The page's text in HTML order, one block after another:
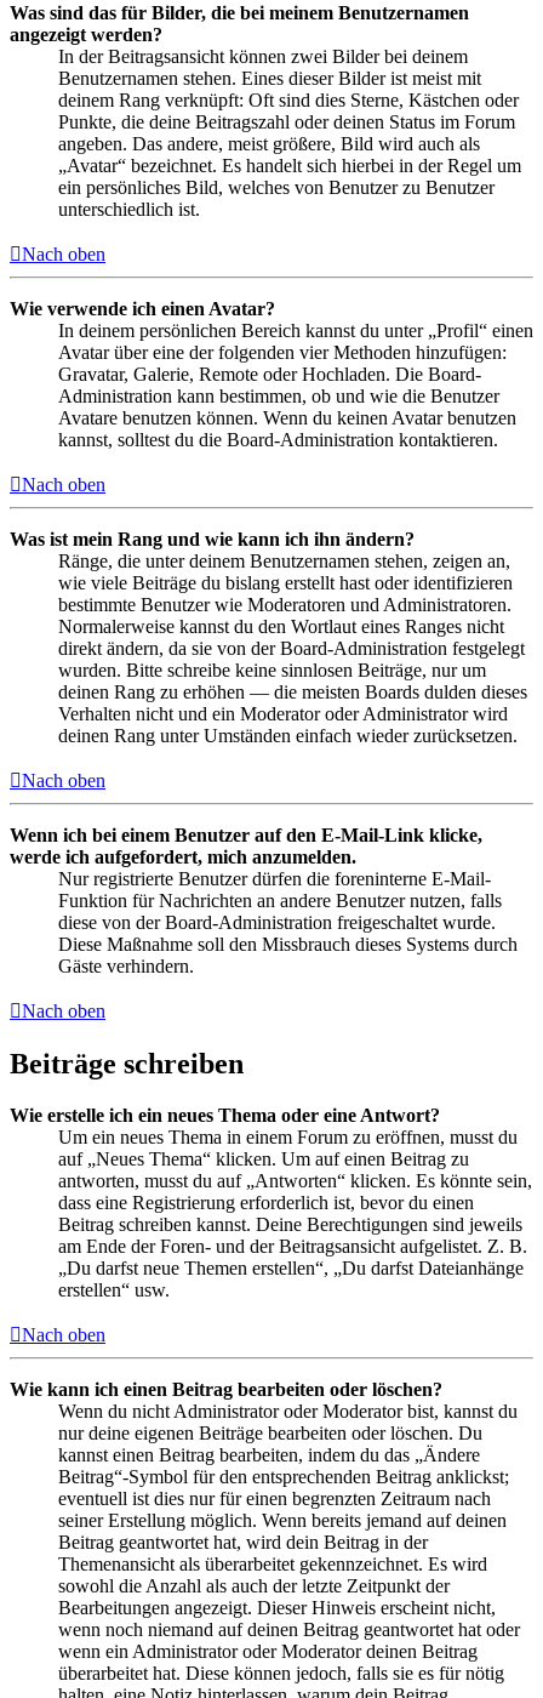
Was sind das für Bilder, die bei meinem Benutzernamen
angezeigt werden?
In der Beitragsansicht können zwei Bilder bei deinem
Benutzernamen stehen. Eines dieser Bilder ist meist mit
deinem Rang verknüpft: Oft sind dies Sterne, Kästchen oder
Punkte, die deine Beitragszahl oder deinen Status im Forum
angeben. Das andere, meist größere, Bild wird auch als
„Avatar“ bezeichnet. Es handelt sich hierbei in der Regel um
ein persönliches Bild, welches von Benutzer zu Benutzer
unterschiedlich ist.
Nach oben
Wie verwende ich einen Avatar?
In deinem persönlichen Bereich kannst du unter „Profil“ einen
Avatar über eine der folgenden vier Methoden hinzufügen:
Gravatar, Galerie, Remote oder Hochladen. Die Board-
Administration kann bestimmen, ob und wie die Benutzer
Avatare benutzen können. Wenn du keinen Avatar benutzen
kannst, solltest du die Board-Administration kontaktieren.
Nach oben
Was ist mein Rang und wie kann ich ihn ändern?
Ränge, die unter deinem Benutzernamen stehen, zeigen an,
wie viele Beiträge du bislang erstellt hast oder identifizieren
bestimmte Benutzer wie Moderatoren und Administratoren.
Normalerweise kannst du den Wortlaut eines Ranges nicht
direkt ändern, da sie von der Board-Administration festgelegt
wurden. Bitte schreibe keine sinnlosen Beiträge, nur um
deinen Rang zu erhöhen — die meisten Boards dulden dieses
Verhalten nicht und ein Moderator oder Administrator wird
deinen Rang unter Umständen einfach wieder zurücksetzen.
Nach oben
Wenn ich bei einem Benutzer auf den E-Mail-Link klicke,
werde ich aufgefordert, mich anzumelden.
Nur registrierte Benutzer dürfen die foreninterne E-Mail-
Funktion für Nachrichten an andere Benutzer nutzen, falls
diese von der Board-Administration freigeschaltet wurde.
Diese Maßnahme soll den Missbrauch dieses Systems durch
Gäste verhindern.
Nach oben
Beiträge schreiben
Wie erstelle ich ein neues Thema oder eine Antwort?
Um ein neues Thema in einem Forum zu eröffnen, musst du
auf „Neues Thema“ klicken. Um auf einen Beitrag zu
antworten, musst du auf „Antworten“ klicken. Es könnte sein,
dass eine Registrierung erforderlich ist, bevor du einen
Beitrag schreiben kannst. Deine Berechtigungen sind jeweils
am Ende der Foren- und der Beitragsansicht aufgelistet. Z. B.
„Du darfst neue Themen erstellen“, „Du darfst Dateianhänge
erstellen“ usw.
Nach oben
Wie kann ich einen Beitrag bearbeiten oder löschen?
Wenn du nicht Administrator oder Moderator bist, kannst du
nur deine eigenen Beiträge bearbeiten oder löschen. Du
kannst einen Beitrag bearbeiten, indem du das „Ändere
Beitrag“-Symbol für den entsprechenden Beitrag anklickst;
eventuell ist dies nur für einen begrenzten Zeitraum nach
seiner Erstellung möglich. Wenn bereits jemand auf deinen
Beitrag geantwortet hat, wird dein Beitrag in der
Themenansicht als überarbeitet gekennzeichnet. Es wird
sowohl die Anzahl als auch der letzte Zeitpunkt der
Bearbeitungen angezeigt. Dieser Hinweis erscheint nicht,
wenn noch niemand auf deinen Beitrag geantwortet hat oder
wenn ein Administrator oder Moderator deinen Beitrag
überarbeitet hat. Diese können jedoch, falls sie es für nötig